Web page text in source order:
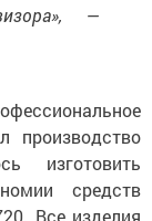
—
производство
изготовить
средств